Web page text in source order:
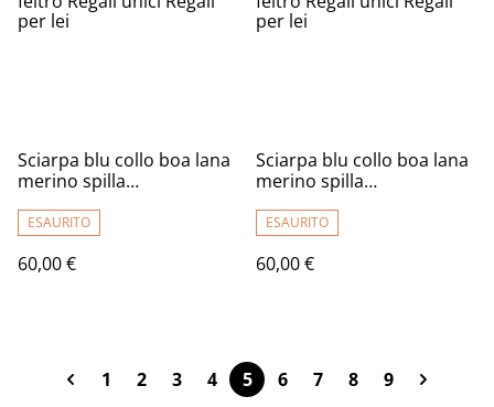
Sciarpa blu collo boa lana
merino spilla
Sciarpa ragazza donna
feltro Regali unici Regali
per lei
ESAURITO
60,00 €
Sciarpa blu collo boa lana
merino spilla
Sciarpa ragazza donna
feltro Regali unici Regali
per lei
ESAURITO
60,00 €
1 2 3 4 5 6 7 8 9